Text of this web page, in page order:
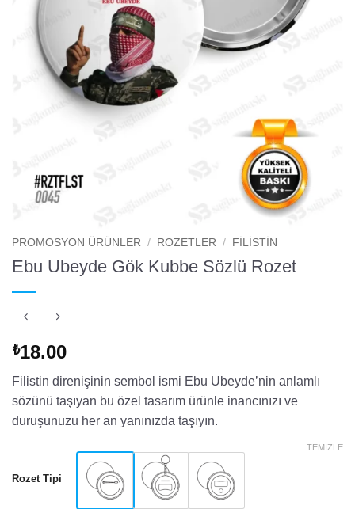
PROMOSYON ÜRÜNLER / ROZETLER / FILISTIN
Ebu Ubeyde Gök Kubbe Sözlü Rozet
₺18.00
Filistin direnişinin sembol ismi Ebu Ubeyde’nin anlamlı
sözünü taşıyan bu özel tasarım ürünle inancınızı ve
duruşunuzu her an yanınızda taşıyın.
Rozet Tipi
TEMIZLE